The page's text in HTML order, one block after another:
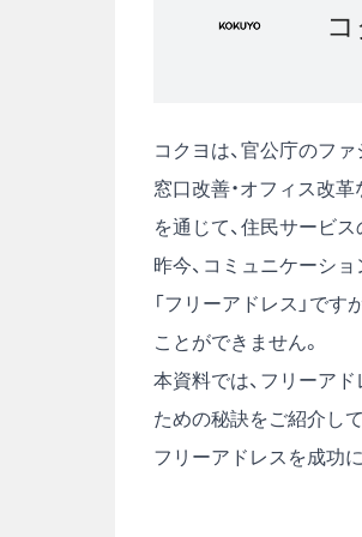
コクヨは、官公庁のフ
窓口改善・オフィス改
を通じて、住民サービ
昨今、コミュニケーシ
「フリーアドレス」で
ことができません。
本資料では、フリーア
ための秘訣をご紹介して
フリーアドレスを成功